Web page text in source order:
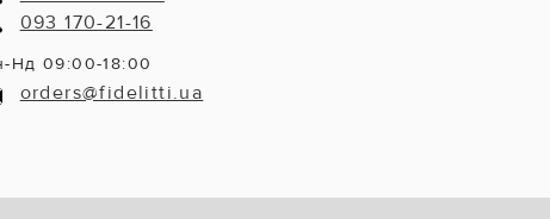
093 170-21-16
Нд 09:00-18:00
orders@fidelitti.ua